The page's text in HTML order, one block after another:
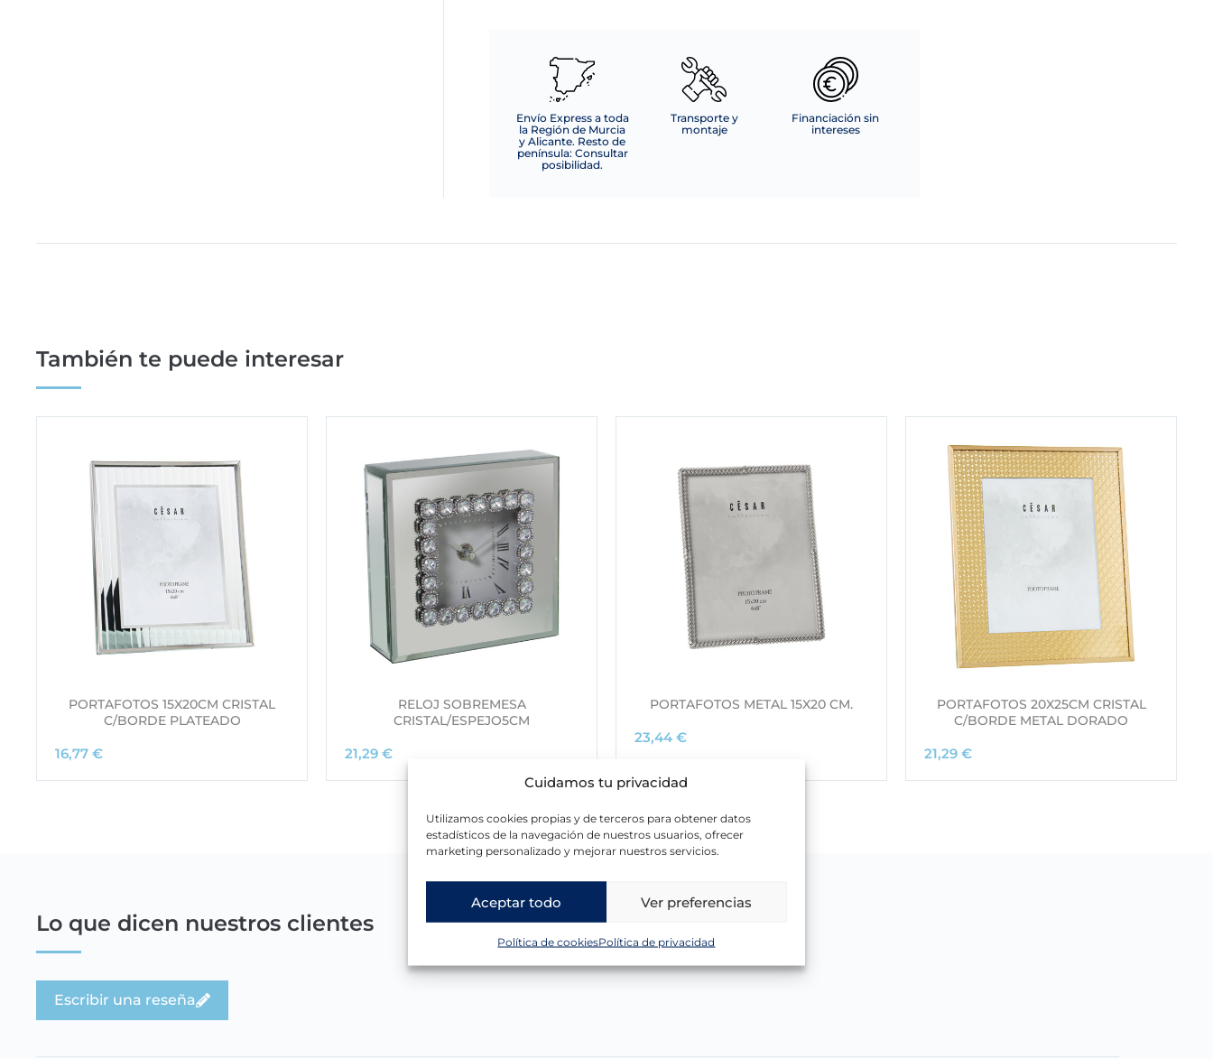
Cuidamos tu privacidad
Utilizamos cookies propias y de terceros para obtener datos
estadísticos de la navegación de nuestros usuarios, ofrecer
marketing personalizado y mejorar nuestros servicios.
Aceptar todo Ver preferencias
Política de cookiesPolítica de privacidad
Envío Express a toda
la Región de Murcia
y Alicante. Resto de
península: Consultar
posibilidad.
Transporte y
montaje
Financiación sin
intereses
También te puede interesar
PORTAFOTOS 15X20CM CRISTAL
C/BORDE PLATEADO
16,77 €
RELOJ SOBREMESA
CRISTAL/ESPEJO5CM
21,29 €
PORTAFOTOS METAL 15X20 CM.
23,44 €
PORTAFOTOS 20X25CM CRISTAL
C/BORDE METAL DORADO
21,29 €
Lo que dicen nuestros clientes
Escribir una reseña